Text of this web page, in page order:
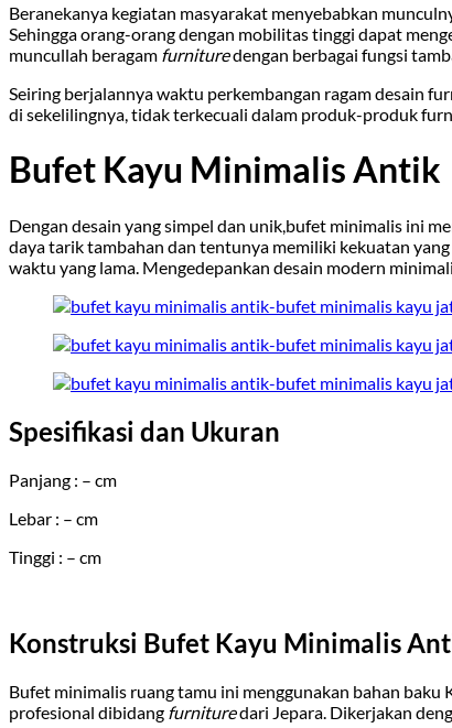
Beranekanya kegiatan masyarakat menyebabkan
Sehingga orang-orang dengan mobilitas tinggi dapat
muncullah beragam furnituredengan berbagai fungsi
Seiring berjalannya waktu perkembangan ragam desain
di sekelilingnya, tidak terkecuali dalam produk-produk
Bufet Kayu Minimalis Antik
Dengan desain yang simpel dan unik,bufet minimalis ini
daya tarik tambahan dan tentunya memiliki kekuatan
waktu yang lama. Mengedepankan desain modern
Spesifikasi dan Ukuran
Panjang : – cm
Lebar : – cm
Tinggi : – cm
Konstruksi Bufet Kayu Minimalis
Bufet minimalis ruang tamu ini menggunakan bahan baku
profesional dibidang furnituredari Jepara. Dikerjakan